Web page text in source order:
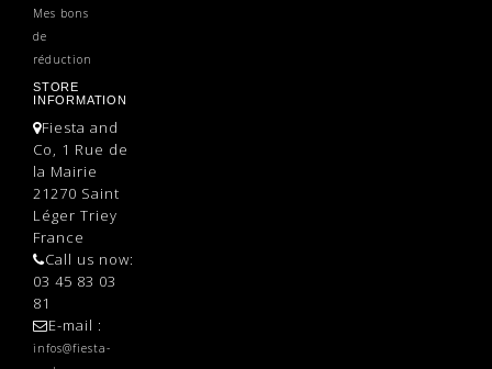
Mes bons
de
réduction
STORE
INFORMATION
Fiesta and
Co, 1 Rue de
la Mairie
21270 Saint
Léger Triey
France
Call us now:
03 45 83 03
81
E-mail :
infos@fiesta-